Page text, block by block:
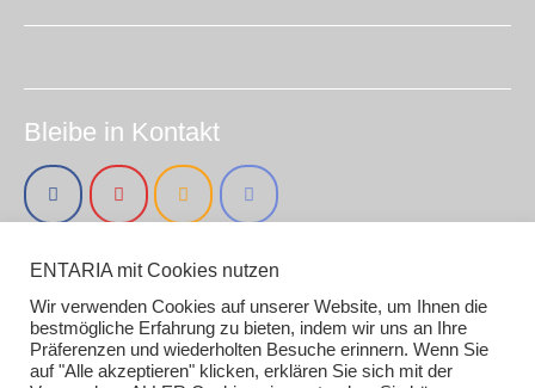
Bleibe in Kontakt
Impressum (smirc.de)
Datenschutz
Gender / AI Grafiken oder Texten
ENTARIA mit Cookies nutzen
Wir verwenden Cookies auf unserer Website, um Ihnen die
bestmögliche Erfahrung zu bieten, indem wir uns an Ihre
Präferenzen und wiederholten Besuche erinnern. Wenn Sie
auf "Alle akzeptieren" klicken, erklären Sie sich mit der